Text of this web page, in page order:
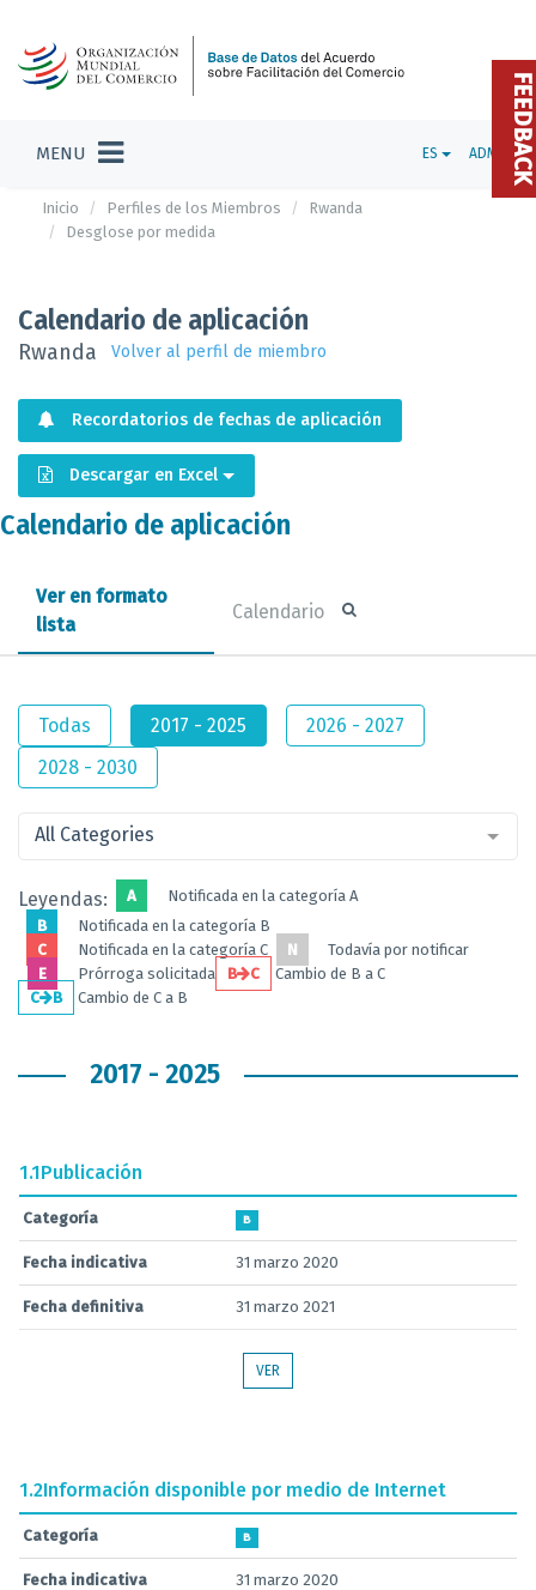
MENU ES ADMIN
Inicio Perfiles de los Miembros
Rwanda
Desglose por medida
Calendario de aplicación
Rwanda Volver al perfil de miembro
Recordatorios de fechas de aplicación
Descargar en Excel
Calendario de aplicación
Ver en formato
lista
Calendario
Todas 2017 - 2025
2026 - 2027
2028 - 2030
All Categories
Leyendas: A
Notificada en la categoría A
B
Notificada en la categoría B
C
Notificada en la categoría C N
Todavía por notificar
E
Prórroga solicitada B C
Cambio de B a C
C
B Cambio de C a B
2017 - 2025
1.1Publicación
Categoría B
Fecha indicativa 31 marzo 2020
Fecha definitiva 31 marzo 2021
VER
1.2Información disponible por medio de Internet
Categoría B
Fecha indicativa 31 marzo 2020
FEEDBACK